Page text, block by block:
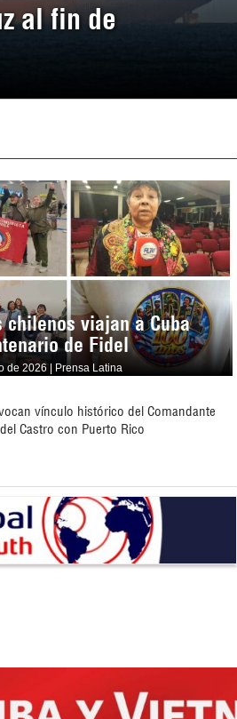
al fin de
chilenos viajan a Cuba
de Fidel
de 2026 | Prensa Latina
vínculo histórico del Comandante
Castro con Puerto Rico